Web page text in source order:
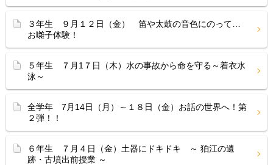
３年生 ９月１２日（金） 笛や太鼓の音色にのって…
お囃子体験！
５年生 ７月1７日（木）水の事故から命を守る～着衣水
泳～
全学年 7月14日（月）～１８日（金）お話の世界へ！第
２弾！！
６年生 ７月４日（金）土器にドキドキ ～ 狛江の遺
跡・古墳出前授業 ～